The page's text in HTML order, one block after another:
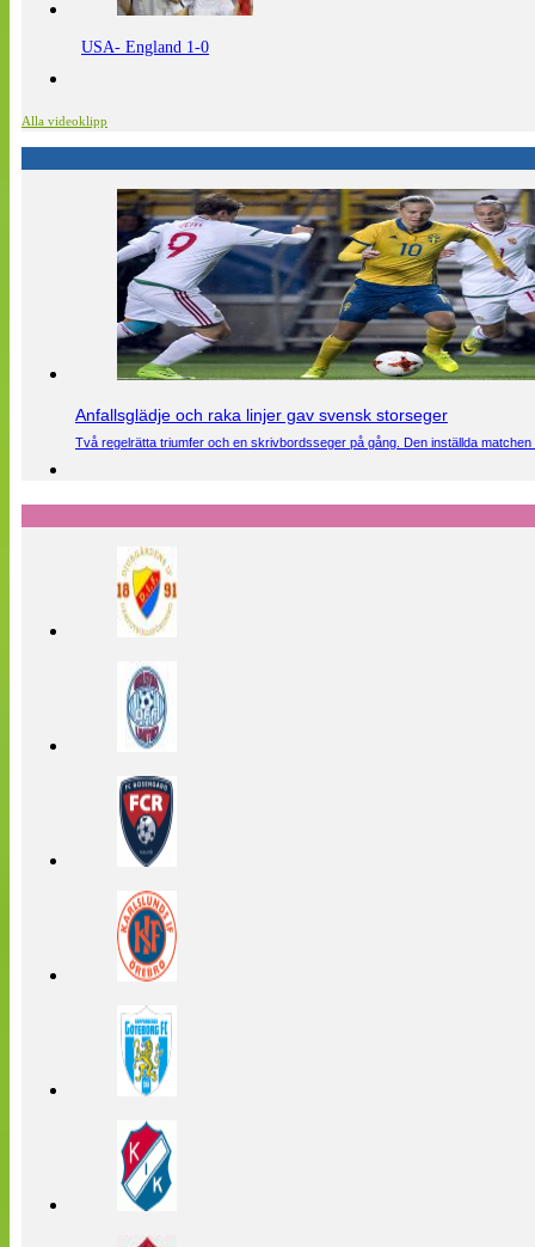
USA- England 1-0
Alla videoklipp
Anfallsglädje och raka linjer gav svensk storseger
Två regelrätta triumfer och en skrivbordsseger på gång. Den inställda